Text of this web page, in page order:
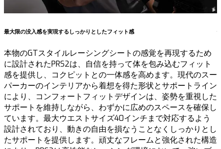
最大限の没入感を実現するしっかりとしたフィット感
本物のGTスタイルレーシングシートの感覚を再現するため
に設計されたPRS2は、自信を持って体を包み込むフィット
感を提供し、コクピットとの一体感を高めます。現代のスー
パーカーのインテリアから着想を得た形状とサポートライン
により、コンフォートフィットデザインは、姿勢を重視した
サポートを維持しながら、わずかに広めのスペースを確保し
ています。最大ウエストサイズ40インチまで対応するよう
設計されており、動きの自由を損なうことなくしっかりとし
たサポートを提供します。頑丈なフレームと強化された構造